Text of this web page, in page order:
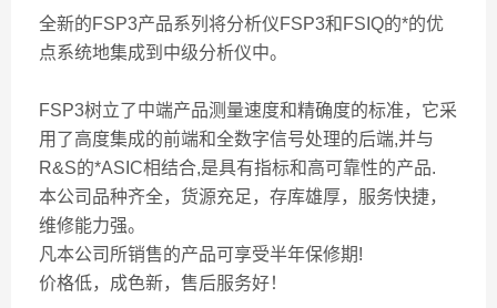
全新的FSP3产品系列将分析仪FSP3和FSIQ的*的优
点系统地集成到中级分析仪中。
FSP3树立了中端产品测量速度和精确度的标准，它采
用了高度集成的前端和全数字信号处理的后端,并与
R&S的*ASIC相结合,是具有指标和高可靠性的产品.
本公司品种齐全，货源充足，存库雄厚，服务快捷，
维修能力强。
凡本公司所销售的产品可享受半年保修期!
价格低，成色新，售后服务好！